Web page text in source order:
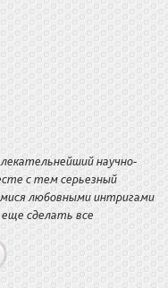
научно-
с тем серьезный
любовными интригами
сделать все